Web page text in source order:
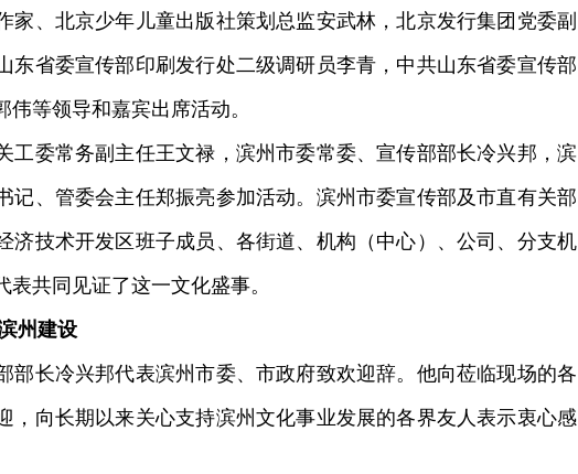
家、北京少年儿童出版社策划总监安武林，北京发行集团党委副
东省委宣传部印刷发行处二级调研员李青，中共山东省委宣传部
等领导和嘉宾出席活动。
委常务副主任王文禄，滨州市委常委、宣传部部长冷兴邦，滨
记、管委会主任郑振亮参加活动。滨州市委宣传部及市直有关部
济技术开发区班子成员、各街道、机构（中心）、公司、分支机
共同见证了这一文化盛事。
州建设
长冷兴邦代表滨州市委、市政府致欢迎辞。他向莅临现场的各
，向长期以来关心支持滨州文化事业发展的各界友人表示衷心感